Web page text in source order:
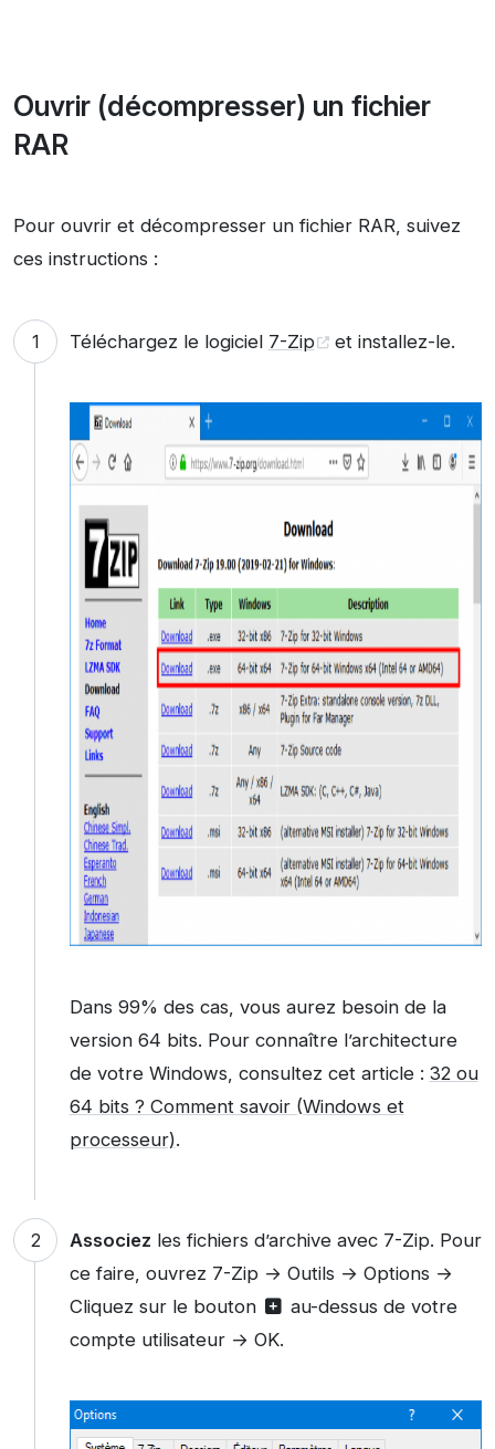
Ouvrir (décompresser) un fichier
RAR
Pour ouvrir et décompresser un fichier RAR, suivez
ces instructions :
Téléchargez le logiciel 7-Zip et installez-le.
Dans 99% des cas, vous aurez besoin de la
version 64 bits. Pour connaître l’architecture
de votre Windows, consultez cet article : 32 ou
64 bits ? Comment savoir (Windows et
processeur).
Associez les fichiers d’archive avec 7-Zip. Pour
ce faire, ouvrez 7-Zip → Outils → Options →
Cliquez sur le bouton
au-dessus de votre
compte utilisateur → OK.